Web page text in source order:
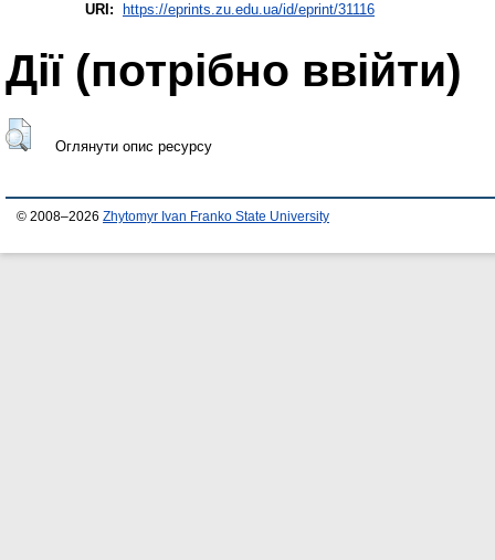
URI:
https://eprints.zu.edu.ua/id/eprint/31116
Дії ​​(потрібно ввійти)
Оглянути опис ресурсу
© 2008–2026 Zhytomyr Ivan Franko State University